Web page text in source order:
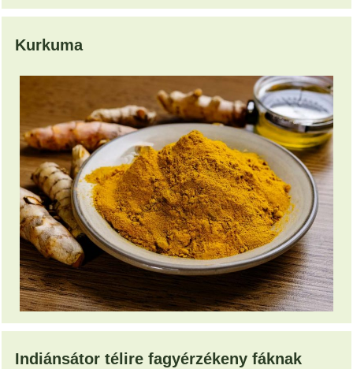
Kurkuma
Indiánsátor télire fagyérzékeny fáknak